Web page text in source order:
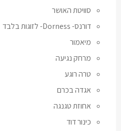
סוויטת האושר
דורנס- Dorness- לזוגות בלבד
מיאמור
מרחק נגיעה
טרה רוגע
אגדה בכרם
אחוזת טגנגה
כינור דוד